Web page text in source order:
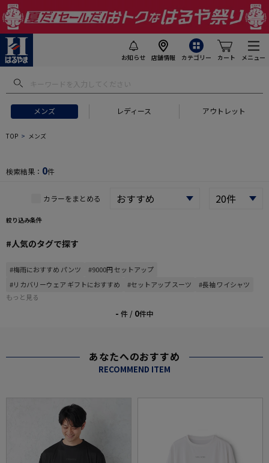
お知らせ 店舗情報 カテゴリー カート メニュー
メンズ レディース アウトレット
フトにおすすめ #セットアップ スーツ
TOP メンズ
検索結果： 0件
カラーをまとめる
絞り込み条件
#人気のタグで探す
#梅雨におすすめ パンツ
#9000円 セットアップ
#リカバリーウェア ギフトにおすすめ
#セットアップ スーツ
#長袖 ワイシャツ
もっと見る
- 件 / 0件中
あなたへのおすすめ
RECOMMEND ITEM